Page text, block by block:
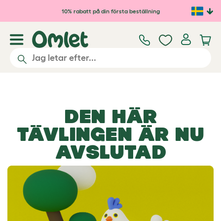
Hoppa till huvudinnehåll
10% rabatt på din första beställning
DEN HÄR
TÄVLINGEN ÄR NU
AVSLUTAD